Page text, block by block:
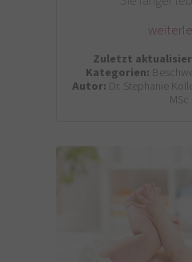
Zuletzt
Kategorien:
Autor: Dr. Stephanie
MSc